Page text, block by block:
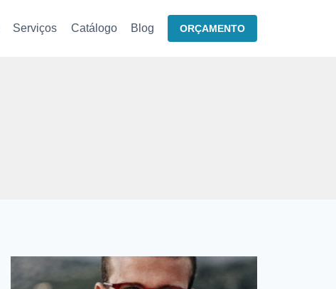
Serviços Catálogo Blog ORÇAMENTO